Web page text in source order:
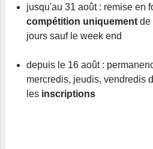
jusqu'au 31 août : remise en
compétition uniquement de
jours sauf le week end
depuis le 16 août :
mercredis, jeudis, vendredis
les inscriptions